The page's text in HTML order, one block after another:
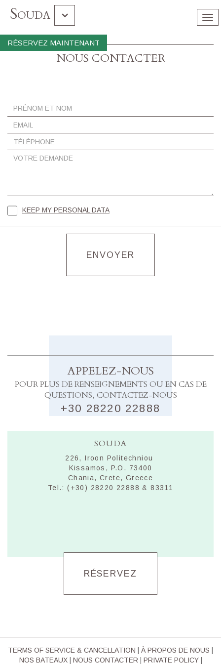
RÉSERVEZ MAINTENANT
Souda
Gramvousa Balos
Île De Chrissi
NOUS CONTACTER
ΚEEP MY PERSONAL DATA
ENVOYER
APPELEZ-NOUS
POUR PLUS DE RENSEIGNEMENTS OU EN CAS DE
QUESTIONS, CONTACTEZ-NOUS
+30 28220 22888
SOUDA
226, Iroon Politechniou
Kissamos, P.O. 73400
Chania, Crete, Greece
Tel.: (+30) 28220 22888 & 83311
RÉSERVEZ
TERMS OF SERVICE & CΑΝCELLATION À PROPOS DE NOUS
NOS BATEAUX| NOUS CONTACTER PRIVATE POLICY|